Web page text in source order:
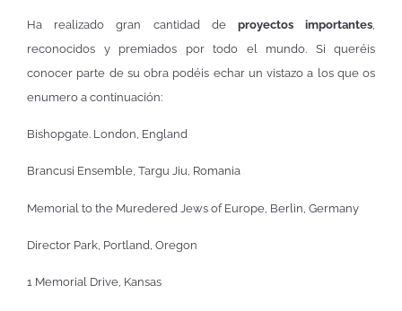
Ha realizado gran cantidad de proyectos importantes
reconocidos y premiados por todo el mundo. Si queréis
conocer parte de su obra podéis echar un vistazo a los que os
enumero a continuación:
Bishopgate. London, England
Brancusi Ensemble, Targu Jiu, Romania
Memorial to the Muredered Jews of Europe, Berlin, Germany
Director Park, Portland, Oregon
1 Memorial Drive, Kansas